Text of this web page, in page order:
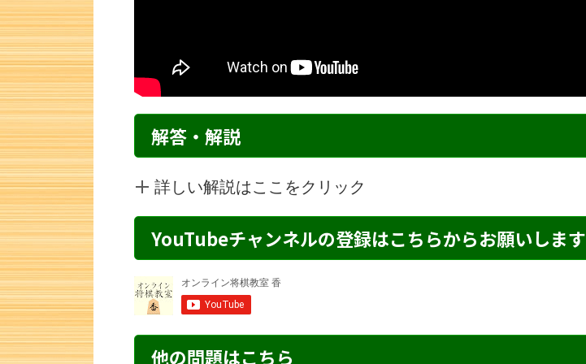
解答・解説
詳しい解説はここをクリック
YouTubeチャンネルの登録はこちらからお願いします
他の問題はこちら
詰将棋 3手詰め・130 解説